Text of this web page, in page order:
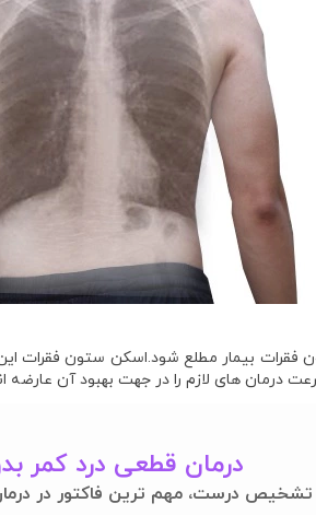
بیمار مطلع شود.اسکن ستون فقرات این
درمان های لازم را در جهت بهبود آن عارضه
درمان قطعی درد کمر
تشخیص درست، مهم ترین فاکتور در